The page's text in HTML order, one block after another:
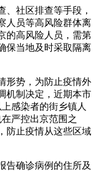
、社区排查等手段，
人员等高风险群体离
的高风险人员，需第
保当地及时采取隔离
形势，为防止疫情外
机制决定，近期本市
感染者的街乡镇人
严控出京范围之
防止疫情从这些区域
告确诊病例的住所及